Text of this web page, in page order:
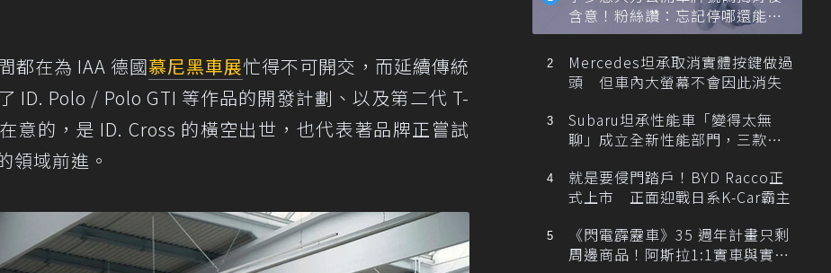
都在為 IAA 德國慕尼黑車展忙得不可開交，而延續傳統
ID. Polo / Polo GTI 等作品的開發計劃、以及第二代 T-
意的，是 ID. Cross 的橫空出世，也代表著品牌正嘗試
領域前進。
含意！粉絲讚：忘記停哪還能幫
忙找車
Mercedes坦承取消實體按鍵做過
頭 但車內大螢幕不會因此消失
Subaru坦承性能車「變得太無
聊」成立全新性能部門，三款手
就是要侵門踏戶！BYD Racco正
式上市 正面迎戰日系K-Car霸主
《閃電霹靂車》35 週年計畫只剩
周邊商品！阿斯拉1:1實車與實體